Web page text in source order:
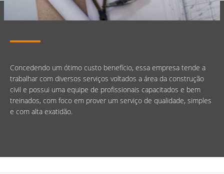
Concedendo um ótimo custo benefício, essa empresa tende a
trabalhar com diversos serviços voltados a área da construção
civil e possui uma equipe de profissionais capacitados e bem
treinados, com foco em prover um serviço de qualidade, simples
e com alta exatidão.